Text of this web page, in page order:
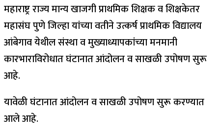
महाराष्ट्र राज्य मान्य खाजगी प्राथमिक शिक्षक व शिक्षकेतर
महासंघ पुणे जिल्हा यांच्या वतीने उत्कर्ष प्राथमिक विद्यालय
आंबेगाव येथील संस्था व मुख्याध्यापकांच्या मनमानी
कारभाराविरोधात घंटानात आंदोलन व साखळी उपोषण सुरू
आहे.
यावेळी घंटानात आंदोलन व साखळी उपोषण सुरू करण्यात
आले आहे.